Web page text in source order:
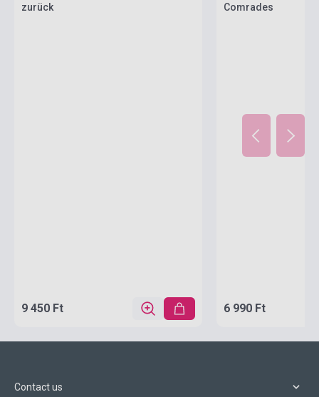
zurück
9 450 Ft
Comrades
6 990 Ft
Contact us